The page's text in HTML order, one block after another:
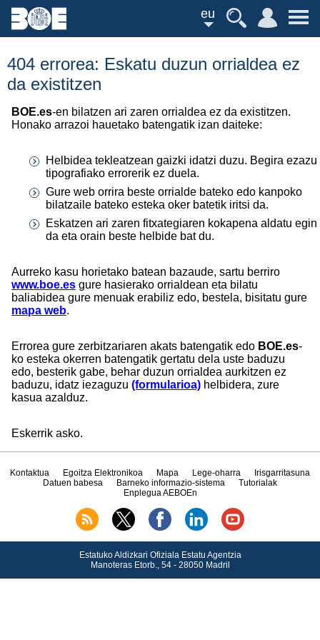
eu
404 errorea: Eskatu duzun orrialdea ez
da existitzen
BOE.es-en bilatzen ari zaren orrialdea ez da existitzen.
Honako arrazoi hauetako batengatik izan daiteke:
Helbidea tekleatzean gaizki idatzi duzu. Begira ezazu
tipografiako errorerik ez duela.
Gure web orrira beste orrialde bateko edo kanpoko
bilatzaile bateko esteka oker batetik iritsi da.
Eskatzen ari zaren fitxategiaren kokapena aldatu egin
da eta orain beste helbide bat du.
Aurreko kasu horietako batean bazaude, sartu berriro
www.boe.es gure hasierako orrialdean eta bilatu
baliabidea gure menuak erabiliz edo, bestela, bisitatu gure
mapa web.
Errorea gure zerbitzariaren akats batengatik edo BOE.es-
ko esteka okerren batengatik gertatu dela uste baduzu
edo, besterik gabe, behar duzun orrialdea aurkitzen ez
baduzu, idatz iezaguzu (formularioa) helbidera, zure
kasua azalduz.
Eskerrik asko.
Kontaktua Egoitza Elektronikoa Mapa Lege-oharra
Irisgarritasuna
Datuen babesa
Barneko informazio-sistema
Tutorialak
Enplegua AEBOEn
Estatuko Aldizkari Ofiziala Estatu Agentzia
Manoteras Etorb., 54 - 28050 Madril